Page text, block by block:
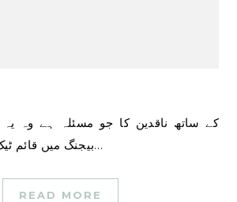
بیجنگ میں قائم ٹیک کمپنی بائٹ ڈانس…
READ MORE